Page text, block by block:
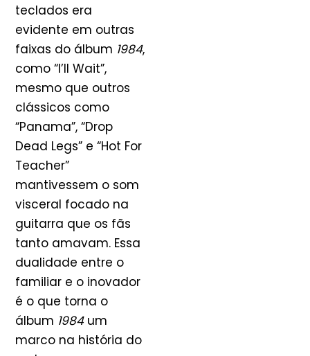
teclados era
evidente em outras
faixas do álbum 1984,
como “I’ll Wait”,
mesmo que outros
clássicos como
“Panama”, “Drop
Dead Legs” e “Hot For
Teacher”
mantivessem o som
visceral focado na
guitarra que os fãs
tanto amavam. Essa
dualidade entre o
familiar e o inovador
é o que torna o
álbum 1984um
marco na história do